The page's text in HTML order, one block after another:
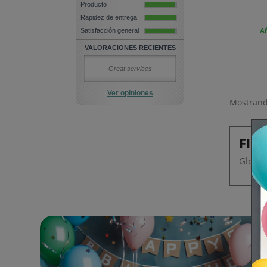
Producto
Rapidez de entrega
Satisfacción general
VALORACIONES RECIENTES
Great services
Ver opiniones